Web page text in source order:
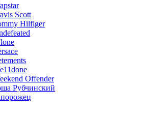
Scott
Hilfiger
Offender
Рубчинский